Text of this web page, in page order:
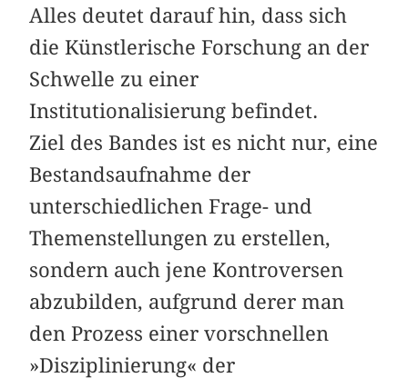
Alles deutet darauf hin, dass sich
die Künstlerische Forschung an der
Schwelle zu einer
Institutionalisierung befindet.
Ziel des Bandes ist es nicht nur, eine
Bestandsaufnahme der
unterschiedlichen Frage- und
Themenstellungen zu erstellen,
sondern auch jene Kontroversen
abzubilden, aufgrund derer man
den Prozess einer vorschnellen
»Disziplinierung« der